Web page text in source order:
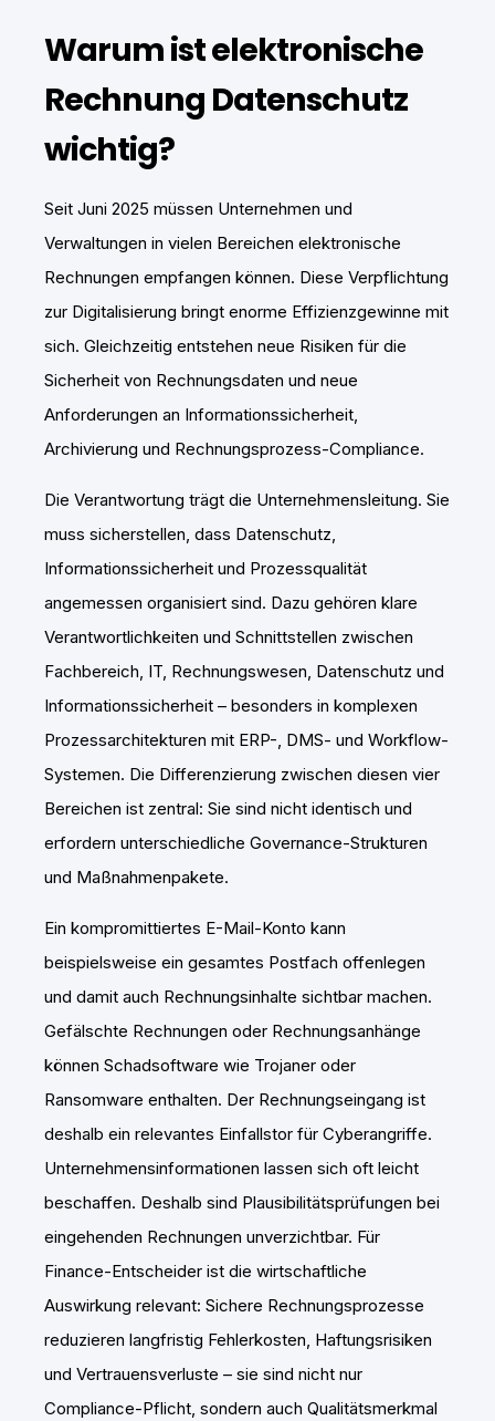
Warum ist elektronische
Rechnung Datenschutz
wichtig?
Seit Juni 2025 müssen Unternehmen und
Verwaltungen in vielen Bereichen elektronische
Rechnungen empfangen können. Diese Verpflichtung
zur Digitalisierung bringt enorme Effizienzgewinne mit
sich. Gleichzeitig entstehen neue Risiken für die
Sicherheit von Rechnungsdaten und neue
Anforderungen an Informationssicherheit,
Archivierung und Rechnungsprozess-Compliance.
Die Verantwortung trägt die Unternehmensleitung. Sie
muss sicherstellen, dass Datenschutz,
Informationssicherheit und Prozessqualität
angemessen organisiert sind. Dazu gehören klare
Verantwortlichkeiten und Schnittstellen zwischen
Fachbereich, IT, Rechnungswesen, Datenschutz und
Informationssicherheit – besonders in komplexen
Prozessarchitekturen mit ERP-, DMS- und Workflow-
Systemen. Die Differenzierung zwischen diesen vier
Bereichen ist zentral: Sie sind nicht identisch und
erfordern unterschiedliche Governance-Strukturen
und Maßnahmenpakete.
Ein kompromittiertes E-Mail-Konto kann
beispielsweise ein gesamtes Postfach offenlegen
und damit auch Rechnungsinhalte sichtbar machen.
Gefälschte Rechnungen oder Rechnungsanhänge
können Schadsoftware wie Trojaner oder
Ransomware enthalten. Der Rechnungseingang ist
deshalb ein relevantes Einfallstor für Cyberangriffe.
Unternehmensinformationen lassen sich oft leicht
beschaffen. Deshalb sind Plausibilitätsprüfungen bei
eingehenden Rechnungen unverzichtbar. Für
Finance-Entscheider ist die wirtschaftliche
Auswirkung relevant: Sichere Rechnungsprozesse
reduzieren langfristig Fehlerkosten, Haftungsrisiken
und Vertrauensverluste – sie sind nicht nur
Compliance-Pflicht, sondern auch Qualitätsmerkmal